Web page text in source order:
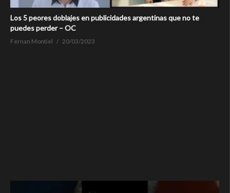
Los 5 peores doblajes en publicidades argentinas que no te
puedes perder – OC
Fernan Montiel 20/03/2023